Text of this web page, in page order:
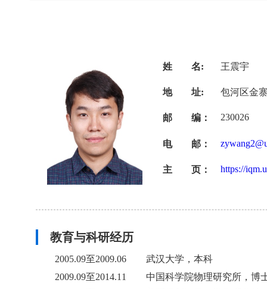
姓 名: 王震宇
地 址: 包河区金
邮 编： 230026
电 邮：
主 页： https://
教育与科研经历
2005.09至2009.06
武汉大学，本科
2009.09至2014.11
中国科学院物理研